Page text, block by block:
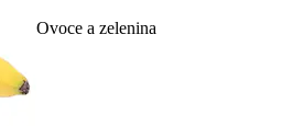
Ovoce a zelenina